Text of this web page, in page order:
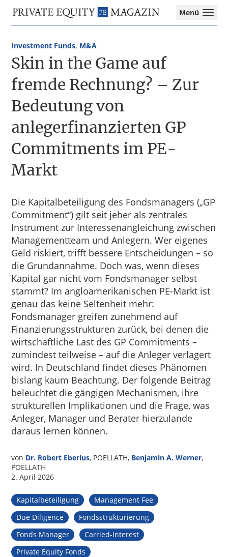
Hauptnavigation
Inhalt
Private
Equity
Das
für
die
Private
Equity-
Branche
–
Investment
Funds
I
M&A
Tax
Menü
Skin in the Game auf
fremde Rechnung? – Zur
Bedeutung von
anlegerfinanzierten GP
Commitments im PE-
Markt
Die Kapitalbeteiligung des Fondsmanagers („GP
Commitment“) gilt seit jeher als zentrales
Instrument zur Interessenangleichung zwischen
Managementteam und Anlegern. Wer eigenes
Geld riskiert, trifft bessere Entscheidungen – so
die Grundannahme. Doch was, wenn dieses
Kapital gar nicht vom Fondsmanager selbst
stammt? Im angloamerikanischen PE-Markt ist
genau das keine Seltenheit mehr:
Fondsmanager greifen zunehmend auf
Finanzierungsstrukturen zurück, bei denen die
wirtschaftliche Last des GP Commitments –
zumindest teilweise – auf die Anleger verlagert
wird. In Deutschland findet dieses Phänomen
bislang kaum Beachtung. Der folgende Beitrag
beleuchtet die gängigen Mechanismen, ihre
strukturellen Implikationen und die Frage, was
Anleger, Manager und Berater hierzulande
daraus lernen können.
Investment Funds, M&A
von Dr. Robert Eberius, POELLATH, Benjamin A. Werner,
POELLATH
2. April 2026
Kapitalbeteiligung
Management Fee
Due Diligence
Fondsstrukturierung
Fonds Manager
Carried-Interest
Private Equity Fonds